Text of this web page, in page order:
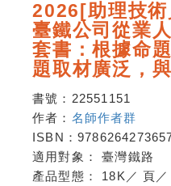
2026[助理技
臺鐵公司從業
套書：根據命
題取材廣泛，
書號： 22551151
作者： 名師作者群
ISBN：
適用對象：臺灣鐵路
產品型態： 18K ／ 頁 ／